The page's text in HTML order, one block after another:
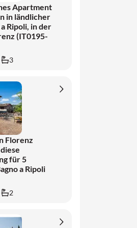
Städten
aus leicht Florenz
Mode und Geschichte
zusammenkommen.
wird ebenfalls dank
di Monte Ceceri
Chianti ist leicht
in Greve
in Chianti, unter
warten Städte wie
das überraschend
jede mit ihren
Museen und Plätzen.
die die Toskana in
Apartment
in ländlicher
Ripoli, in der
(IT0195-
3
Florenz
für 5
a Ripoli
2